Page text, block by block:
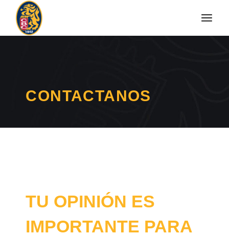
CONTACTANOS
TU OPINIÓN ES
IMPORTANTE PARA